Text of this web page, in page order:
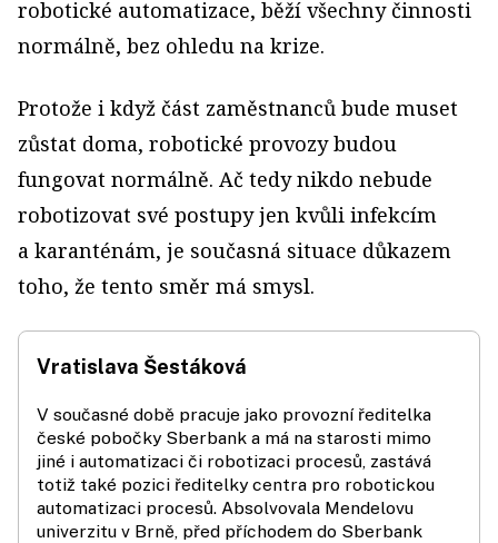
robotické automatizace, běží všechny činnosti
normálně, bez ohledu na krize.
Protože i když část zaměstnanců bude muset
zůstat doma, robotické provozy budou
fungovat normálně. Ač tedy nikdo nebude
robotizovat své postupy jen kvůli infekcím
a karanténám, je současná situace důkazem
toho, že tento směr má smysl.
Vratislava Šestáková
V současné době pracuje jako provozní ředitelka
české pobočky Sberbank a má na starosti mimo
jiné i automatizaci či robotizaci procesů, zastává
totiž také pozici ředitelky centra pro robotickou
automatizaci procesů. ­Absolvovala Mendelovu
univerzitu v Brně, před příchodem do Sberbank